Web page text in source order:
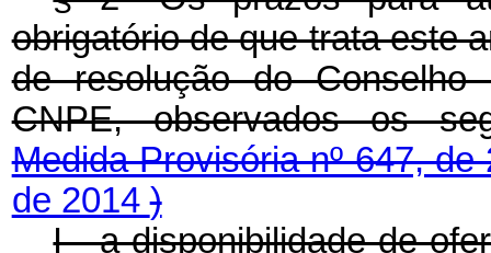
obrigatório de que trata este
de resolução do
CNPE, observados os
Medida Provisória nº 647,
de 2014)
I - a disponibilidade de